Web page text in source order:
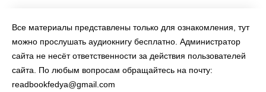
Все материалы представлены только для ознакомления, тут
можно прослушать аудиокнигу бесплатно. Администратор
сайта не несёт ответственности за действия пользователей
сайта. По любым вопросам обращайтесь на почту:
readbookfedya@gmail.com